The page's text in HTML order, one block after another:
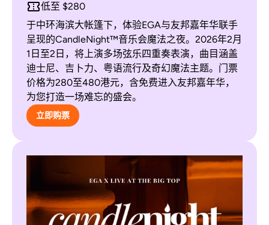
低至 $280
于中环海滨大帐篷下，体验EGA与友邦嘉年华联手
呈现的CandleNight™音乐会魔法之夜。2026年2月
1日至2日，将上演多场弦乐四重奏表演，曲目涵盖
迪士尼、吉卜力、粤语流行及奇幻魔法主题。门票
价格为280至480港元，含免费进入友邦嘉年华，
为您打造一场难忘的盛会。
立即购票